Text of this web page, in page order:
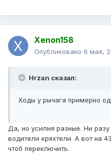
Xenon158
Опубликовано 6 мая,
Hrzan сказал:
Ходы у рычага примерно
Да, но усилия разные. Ни
водители кряхтели. А вот на
чтоб переключить.